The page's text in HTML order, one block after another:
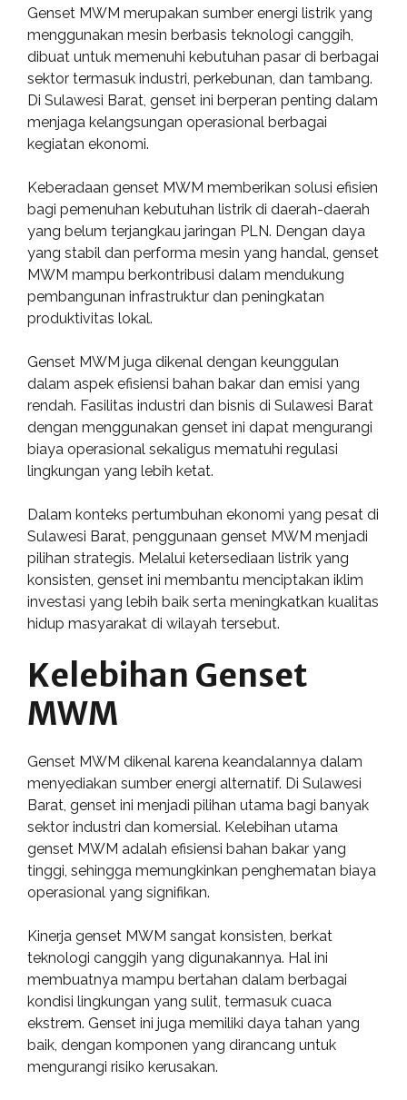
Genset MWM merupakan sumber energi listrik yang
menggunakan mesin berbasis teknologi canggih,
dibuat untuk memenuhi kebutuhan pasar di berbagai
sektor termasuk industri, perkebunan, dan tambang.
Di Sulawesi Barat, genset ini berperan penting dalam
menjaga kelangsungan operasional berbagai
kegiatan ekonomi.
Keberadaan genset MWM memberikan solusi efisien
bagi pemenuhan kebutuhan listrik di daerah-daerah
yang belum terjangkau jaringan PLN. Dengan daya
yang stabil dan performa mesin yang handal, genset
MWM mampu berkontribusi dalam mendukung
pembangunan infrastruktur dan peningkatan
produktivitas lokal.
Genset MWM juga dikenal dengan keunggulan
dalam aspek efisiensi bahan bakar dan emisi yang
rendah. Fasilitas industri dan bisnis di Sulawesi Barat
dengan menggunakan genset ini dapat mengurangi
biaya operasional sekaligus mematuhi regulasi
lingkungan yang lebih ketat.
Dalam konteks pertumbuhan ekonomi yang pesat di
Sulawesi Barat, penggunaan genset MWM menjadi
pilihan strategis. Melalui ketersediaan listrik yang
konsisten, genset ini membantu menciptakan iklim
investasi yang lebih baik serta meningkatkan kualitas
hidup masyarakat di wilayah tersebut.
Kelebihan Genset
MWM
Genset MWM dikenal karena keandalannya dalam
menyediakan sumber energi alternatif. Di Sulawesi
Barat, genset ini menjadi pilihan utama bagi banyak
sektor industri dan komersial. Kelebihan utama
genset MWM adalah efisiensi bahan bakar yang
tinggi, sehingga memungkinkan penghematan biaya
operasional yang signifikan.
Kinerja genset MWM sangat konsisten, berkat
teknologi canggih yang digunakannya. Hal ini
membuatnya mampu bertahan dalam berbagai
kondisi lingkungan yang sulit, termasuk cuaca
ekstrem. Genset ini juga memiliki daya tahan yang
baik, dengan komponen yang dirancang untuk
mengurangi risiko kerusakan.